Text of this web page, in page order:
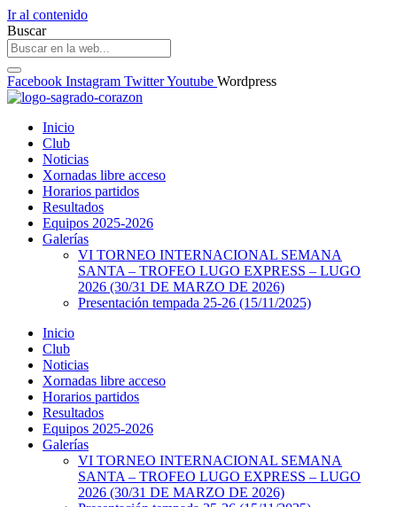
Ir al contenido
Buscar
Facebook Instagram TwitterYoutube Wordpress
Inicio
Club
Noticias
Xornadas libre acceso
Horarios partidos
Resultados
Equipos 2025-2026
Galerías
VI TORNEO INTERNACIONAL SEMANA
SANTA – TROFEO LUGO EXPRESS – LUGO
2026 (30/31 DE MARZO DE 2026)
Presentación tempada 25-26 (15/11/2025)
Inicio
Club
Noticias
Xornadas libre acceso
Horarios partidos
Resultados
Equipos 2025-2026
Galerías
VI TORNEO INTERNACIONAL SEMANA
SANTA – TROFEO LUGO EXPRESS – LUGO
2026 (30/31 DE MARZO DE 2026)